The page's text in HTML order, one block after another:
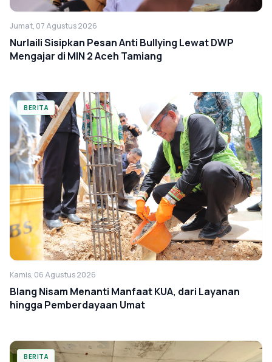
Jumat, 07 Agustus 2026
Nurlaili Sisipkan Pesan Anti Bullying Lewat DWP
Mengajar di MIN 2 Aceh Tamiang
BERITA
Kamis, 06 Agustus 2026
Blang Nisam Menanti Manfaat KUA, dari Layanan
hingga Pemberdayaan Umat
BERITA